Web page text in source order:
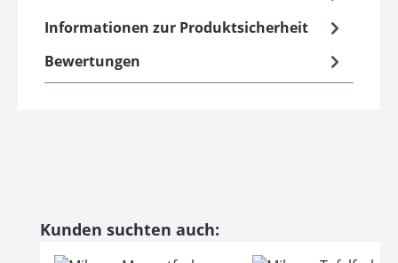
Informationen zur Produktsicherheit
Bewertungen
Produktgalerie überspringen
Kunden suchten auch: